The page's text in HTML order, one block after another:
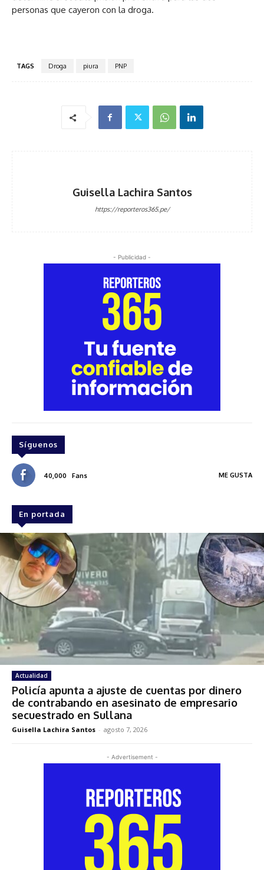
personas que cayeron con la droga.
TAGS Droga piura PNP
Guisella Lachira Santos
https://reporteros365.pe/
- Publicidad -
Síguenos
40,000 Fans ME GUSTA
En portada
Actualidad
Policía apunta a ajuste de cuentas por dinero
de contrabando en asesinato de empresario
secuestrado en Sullana
Guisella Lachira Santos - agosto 7, 2026
- Advertisement -